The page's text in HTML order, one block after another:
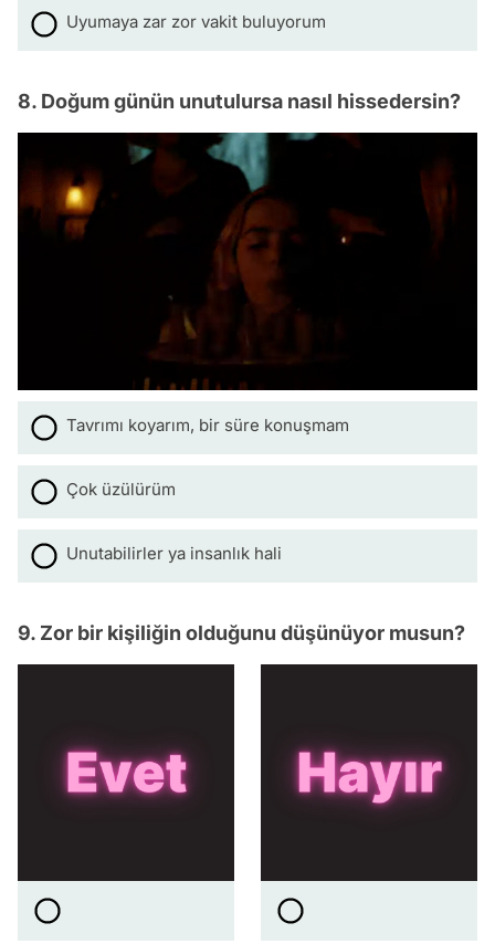
Uyumaya zar zor vakit buluyorum
8. Doğum günün unutulursa nasıl hissedersin?
Tavrımı koyarım, bir süre konuşmam
Çok üzülürüm
Unutabilirler ya insanlık hali
9. Zor bir kişiliğin olduğunu düşünüyor musun?